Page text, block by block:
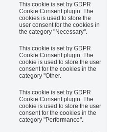
This cookie is set by GDPR
Cookie Consent plugin. The
cookies is used to store the
user consent for the cookies in
the category "Necessary".
This cookie is set by GDPR
Cookie Consent plugin. The
cookie is used to store the user
consent for the cookies in the
category "Other.
This cookie is set by GDPR
Cookie Consent plugin. The
cookie is used to store the user
consent for the cookies in the
category "Performance".